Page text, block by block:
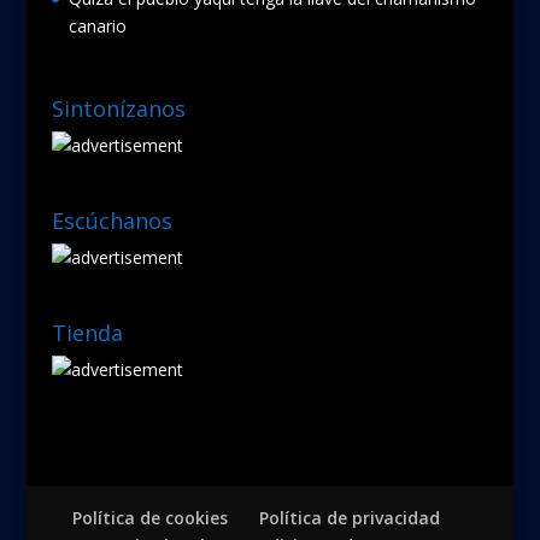
canario
Sintonízanos
Escúchanos
Tienda
Política de cookies
Política de privacidad